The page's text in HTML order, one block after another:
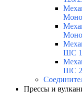
ШС
ШС
Прессы и